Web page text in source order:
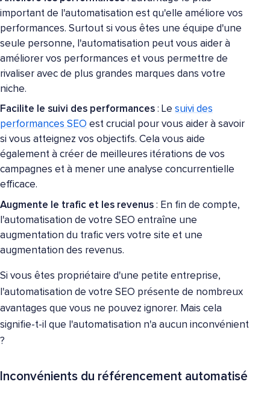
important de l'automatisation est qu'elle améliore vos
performances. Surtout si vous êtes une équipe d'une
seule personne, l'automatisation peut vous aider à
améliorer vos performances et vous permettre de
rivaliser avec de plus grandes marques dans votre
niche.
Facilite le suivi des performances : Le suivi des
performances SEO est crucial pour vous aider à savoir
si vous atteignez vos objectifs. Cela vous aide
également à créer de meilleures itérations de vos
campagnes et à mener une analyse concurrentielle
efficace.
Augmente le trafic et les revenus : En fin de compte,
l'automatisation de votre SEO entraîne une
augmentation du trafic vers votre site et une
augmentation des revenus.
Si vous êtes propriétaire d'une petite entreprise,
l'automatisation de votre SEO présente de nombreux
avantages que vous ne pouvez ignorer. Mais cela
signifie-t-il que l'automatisation n'a aucun inconvénient
?
Inconvénients du référencement automatisé